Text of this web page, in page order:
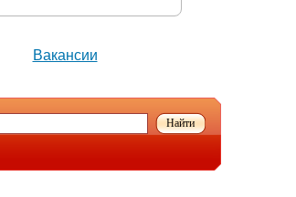
Вакансии